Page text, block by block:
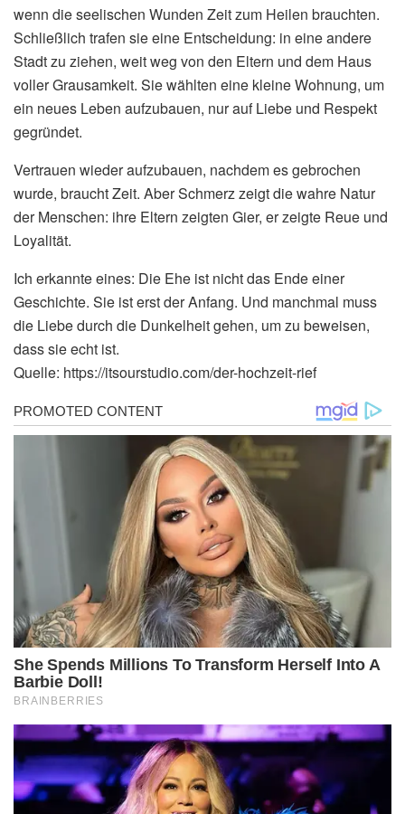
wenn die seelischen Wunden Zeit zum Heilen brauchten.
Schließlich trafen sie eine Entscheidung: in eine andere
Stadt zu ziehen, weit weg von den Eltern und dem Haus
voller Grausamkeit. Sie wählten eine kleine Wohnung, um
ein neues Leben aufzubauen, nur auf Liebe und Respekt
gegründet.
Vertrauen wieder aufzubauen, nachdem es gebrochen
wurde, braucht Zeit. Aber Schmerz zeigt die wahre Natur
der Menschen: ihre Eltern zeigten Gier, er zeigte Reue und
Loyalität.
Ich erkannte eines: Die Ehe ist nicht das Ende einer
Geschichte. Sie ist erst der Anfang. Und manchmal muss
die Liebe durch die Dunkelheit gehen, um zu beweisen,
dass sie echt ist.
Quelle: https://itsourstudio.com/der-hochzeit-rief